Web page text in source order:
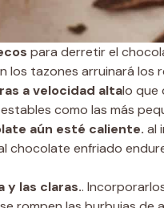
para derretir el
los tazones arruinará los
a velocidad altalo que
como las más
aún esté caliente. al
chocolate enfriado
y las claras..